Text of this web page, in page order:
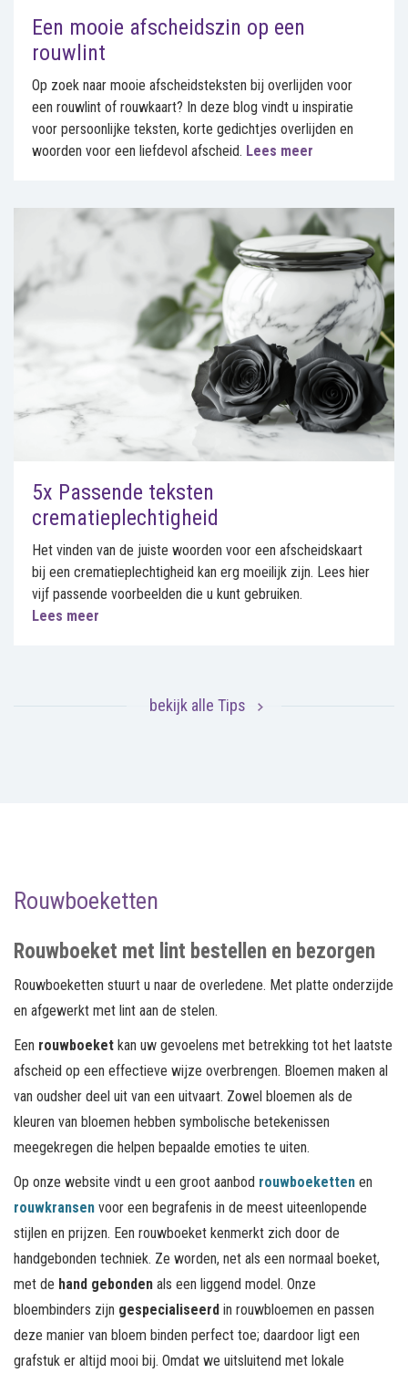
Een mooie afscheidszin op een
rouwlint
Op zoek naar mooie afscheidsteksten bij overlijden voor
een rouwlint of rouwkaart? In deze blog vindt u inspiratie
voor persoonlijke teksten, korte gedichtjes overlijden en
woorden voor een liefdevol afscheid. Lees meer
5x Passende teksten
crematieplechtigheid
Het vinden van de juiste woorden voor een afscheidskaart
bij een crematieplechtigheid kan erg moeilijk zijn. Lees hier
vijf passende voorbeelden die u kunt gebruiken.
Lees meer
bekijk alle Tips
Rouwboeketten
Rouwboeket met lint bestellen en bezorgen
Rouwboeketten stuurt u naar de overledene. Met platte onderzijde
en afgewerkt met lint aan de stelen.
Een rouwboeket kan uw gevoelens met betrekking tot het laatste
afscheid op een effectieve wijze overbrengen. Bloemen maken al
van oudsher deel uit van een uitvaart. Zowel bloemen als de
kleuren van bloemen hebben symbolische betekenissen
meegekregen die helpen bepaalde emoties te uiten.
Op onze website vindt u een groot aanbod rouwboeketten en
rouwkransen voor een begrafenis in de meest uiteenlopende
stijlen en prijzen. Een rouwboeket kenmerkt zich door de
handgebonden techniek. Ze worden, net als een normaal boeket,
met de hand gebonden als een liggend model. Onze
bloembinders zijn gespecialiseerd in rouwbloemen en passen
deze manier van bloem binden perfect toe; daardoor ligt een
grafstuk er altijd mooi bij. Omdat we uitsluitend met lokale